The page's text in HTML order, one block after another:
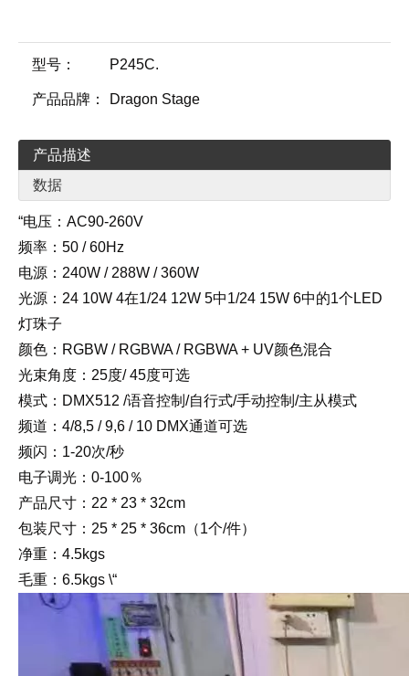
型号： P245C.
产品品牌： Dragon Stage
产品描述
数据
“电压：AC90-260V
频率：50 / 60Hz
电源：240W / 288W / 360W
光源：24 10W 4在1/24 12W 5中1/24 15W 6中的1个LED
灯珠子
颜色：RGBW / RGBWA / RGBWA + UV颜色混合
光束角度：25度/ 45度可选
模式：DMX512 /语音控制/自行式/手动控制/主从模式
频道：4/8,5 / 9,6 / 10 DMX通道可选
频闪：1-20次/秒
电子调光：0-100％
产品尺寸：22 * 23 * 32cm
包装尺寸：25 * 25 * 36cm（1个/件）
净重：4.5kgs
毛重：6.5kgs \“